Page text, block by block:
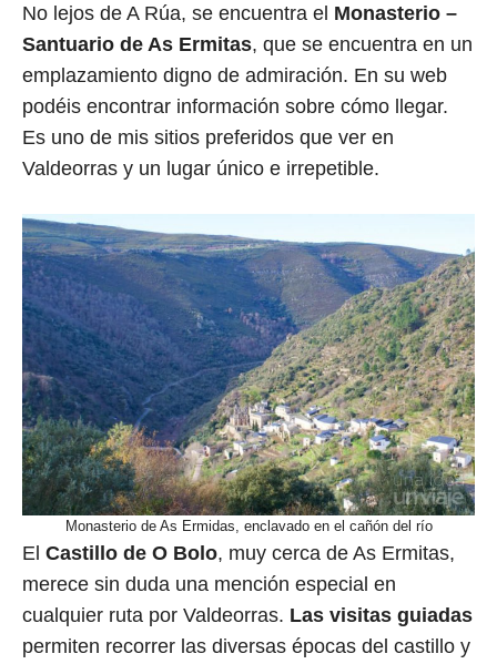
No lejos de A Rúa, se encuentra el Monasterio –
Santuario de As Ermitas, que se encuentra en un
emplazamiento digno de admiración. En su web
podéis encontrar información sobre cómo llegar.
Es uno de mis sitios preferidos que ver en
Valdeorras y un lugar único e irrepetible.
Monasterio de As Ermidas, enclavado en el cañón del río
El Castillo de O Bolo, muy cerca de As Ermitas,
merece sin duda una mención especial en
cualquier ruta por Valdeorras. Las visitas guiadas
permiten recorrer las diversas épocas del castillo y